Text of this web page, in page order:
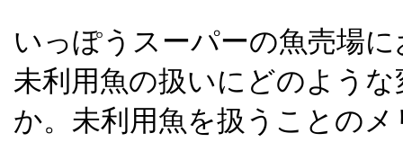
いっぽうスーパーの魚売場
未利用魚の扱いにどのよう
か。未利用魚を扱うことの